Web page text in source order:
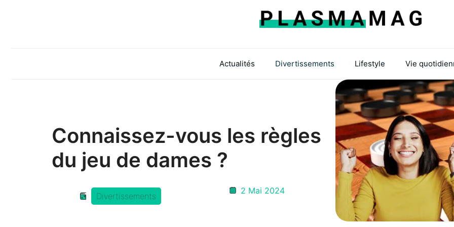
Actualités Divertissements Lifestyle Vie
Connaissez-vous les règles
du jeu de dames ?
Divertissements
2 Mai 2024